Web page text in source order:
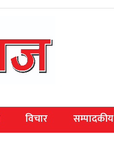
विचार सम्पादकीय